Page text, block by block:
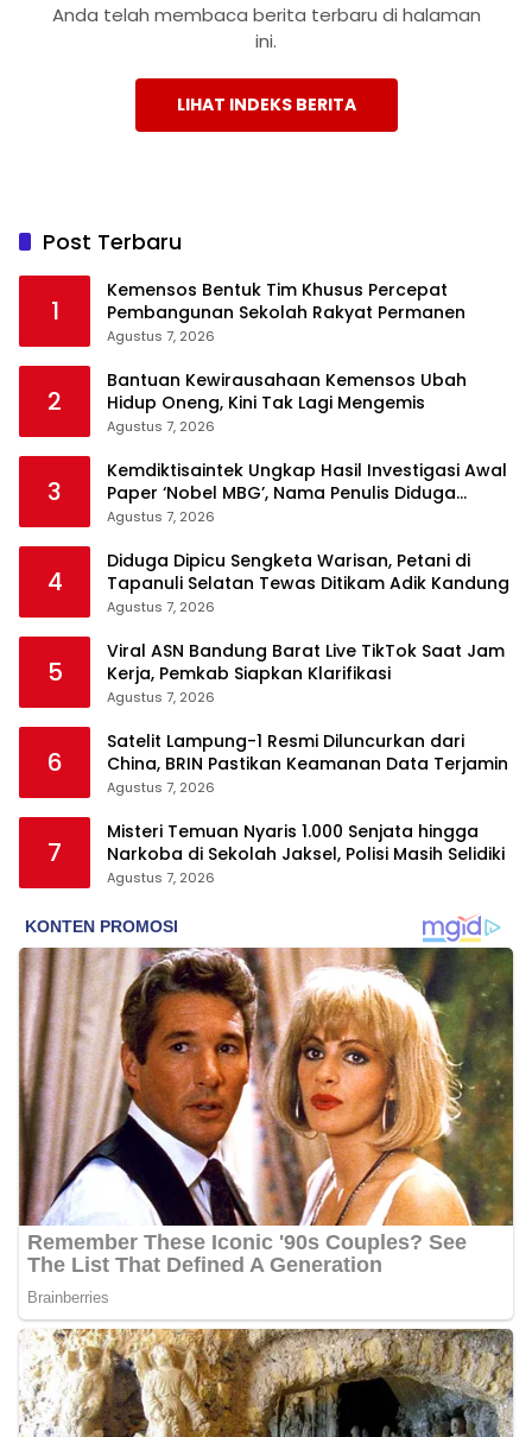
Anda telah membaca berita terbaru di halaman
ini.
LIHAT INDEKS BERITA
Post Terbaru
1
Kemensos Bentuk Tim Khusus Percepat
Pembangunan Sekolah Rakyat Permanen
Agustus 7, 2026
2
Bantuan Kewirausahaan Kemensos Ubah
Hidup Oneng, Kini Tak Lagi Mengemis
Agustus 7, 2026
3
Kemdiktisaintek Ungkap Hasil Investigasi Awal
Paper ‘Nobel MBG’, Nama Penulis Diduga
Dicantumkan Tanpa Persetujuan
Agustus 7, 2026
4
Diduga Dipicu Sengketa Warisan, Petani di
Tapanuli Selatan Tewas Ditikam Adik Kandung
Agustus 7, 2026
5
Viral ASN Bandung Barat Live TikTok Saat Jam
Kerja, Pemkab Siapkan Klarifikasi
Agustus 7, 2026
6
Satelit Lampung-1 Resmi Diluncurkan dari
China, BRIN Pastikan Keamanan Data Terjamin
Agustus 7, 2026
7
Misteri Temuan Nyaris 1.000 Senjata hingga
Narkoba di Sekolah Jaksel, Polisi Masih Selidiki
Agustus 7, 2026